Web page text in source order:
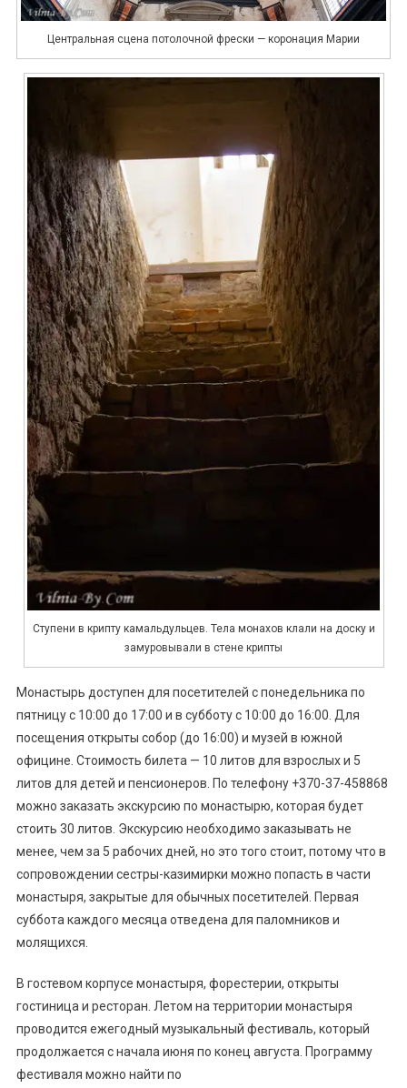
Центральная сцена потолочной фрески — коронация Марии
Ступени в крипту камальдульцев. Тела монахов клали на доску и
замуровывали в стене крипты
Монастырь доступен для посетителей с понедельника по
пятницу с 10:00 до 17:00 и в субботу с 10:00 до 16:00. Для
посещения открыты собор (до 16:00) и музей в южной
официне. Стоимость билета — 10 литов для взрослых и 5
литов для детей и пенсионеров. По телефону +370-37-458868
можно заказать экскурсию по монастырю, которая будет
стоить 30 литов. Экскурсию необходимо заказывать не
менее, чем за 5 рабочих дней, но это того стоит, потому что в
сопровождении сестры-казимирки можно попасть в части
монастыря, закрытые для обычных посетителей. Первая
суббота каждого месяца отведена для паломников и
молящихся.
В гостевом корпусе монастыря, форестерии, открыты
гостиница и ресторан. Летом на территории монастыря
проводится ежегодный музыкальный фестиваль, который
продолжается с начала июня по конец августа. Программу
фестиваля можно найти по